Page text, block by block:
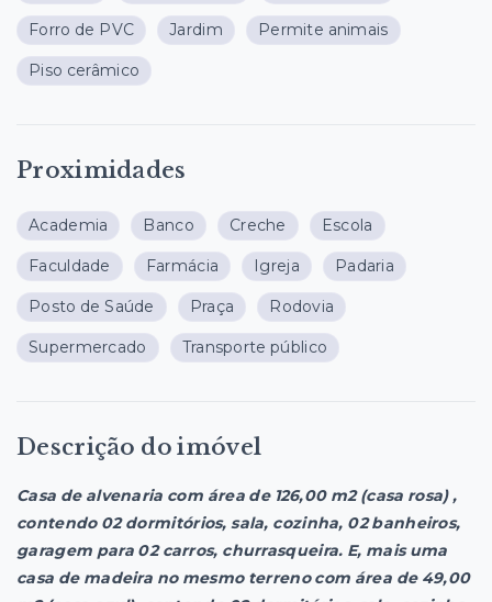
Forro de PVC Jardim Permite animais
Piso cerâmico
Proximidades
Academia Banco Creche Escola
Faculdade Farmácia Igreja Padaria
Posto de Saúde Praça Rodovia
Supermercado Transporte público
Descrição do imóvel
Casa de alvenaria com área de 126,00 m2 (casa rosa) ,
contendo 02 dormitórios, sala, cozinha, 02 banheiros,
garagem para 02 carros, churrasqueira. E, mais uma
casa de madeira no mesmo terreno com área de 49,00